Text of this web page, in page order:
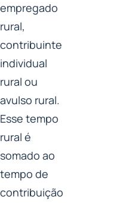
empregado
rural,
contribuinte
individual
rural ou
avulso rural.
Esse tempo
rural é
somado ao
tempo de
contribuição